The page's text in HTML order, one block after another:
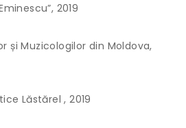
2019
și Muzicologilor din Moldova,
Lăstărel , 2019